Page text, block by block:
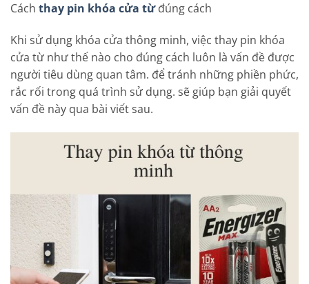
Cách thay pin khóa cửa từđúng cách
Khi sử dụng khóa cửa thông minh, việc thay pin khóa
cửa từ như thế nào cho đúng cách luôn là vấn đề được
người tiêu dùng quan tâm. để tránh những phiền phức,
rắc rối trong quá trình sử dụng. sẽ giúp bạn giải quyết
vấn đề này qua bài viết sau.